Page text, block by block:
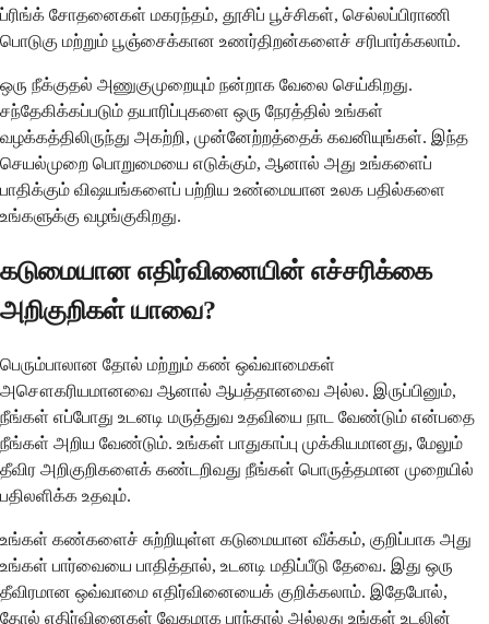
ப்ரிங்க் சோதனைகள் மகரந்தம், தூசிப் பூச்சிகள், செல்லப்பிராணி
பொடுகு மற்றும் பூஞ்சைக்கான உணர்திறன்களைச் சரிபார்க்கலாம்.
ஒரு நீக்குதல் அணுகுமுறையும் நன்றாக வேலை செய்கிறது.
சந்தேகிக்கப்படும் தயாரிப்புகளை ஒரு நேரத்தில் உங்கள்
வழக்கத்திலிருந்து அகற்றி, முன்னேற்றத்தைக் கவனியுங்கள். இந்த
செயல்முறை பொறுமையை எடுக்கும், ஆனால் அது உங்களைப்
பாதிக்கும் விஷயங்களைப் பற்றிய உண்மையான உலக பதில்களை
உங்களுக்கு வழங்குகிறது.
கடுமையான எதிர்வினையின் எச்சரிக்கை
அறிகுறிகள் யாவை?
பெரும்பாலான தோல் மற்றும் கண் ஒவ்வாமைகள்
அசௌகரியமானவை ஆனால் ஆபத்தானவை அல்ல. இருப்பினும்,
நீங்கள் எப்போது உடனடி மருத்துவ உதவியை நாட வேண்டும் என்பதை
நீங்கள் அறிய வேண்டும். உங்கள் பாதுகாப்பு முக்கியமானது, மேலும்
தீவிர அறிகுறிகளைக் கண்டறிவது நீங்கள் பொருத்தமான முறையில்
பதிலளிக்க உதவும்.
உங்கள் கண்களைச் சுற்றியுள்ள கடுமையான வீக்கம், குறிப்பாக அது
உங்கள் பார்வையை பாதித்தால், உடனடி மதிப்பீடு தேவை. இது ஒரு
தீவிரமான ஒவ்வாமை எதிர்வினையைக் குறிக்கலாம். இதேபோல்,
தோல் எதிர்வினைகள் வேகமாக பரந்தால் அல்லது உங்கள் உடலின்